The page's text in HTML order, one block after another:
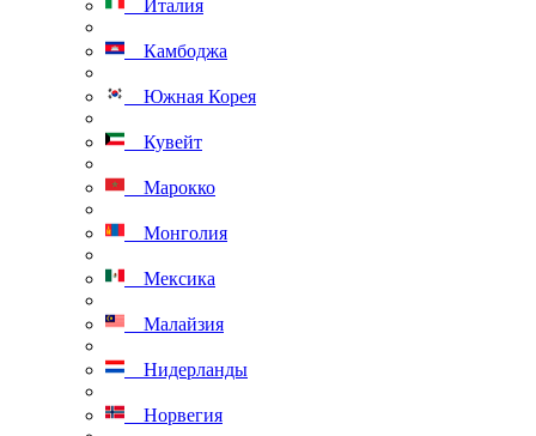
Италия
Камбоджа
Южная Корея
Кувейт
Марокко
Монголия
Мексика
Малайзия
Нидерланды
Норвегия